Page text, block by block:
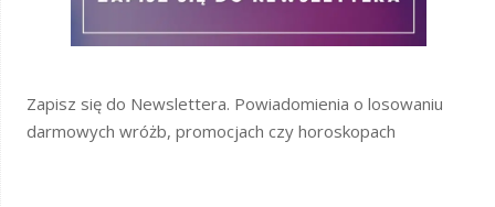
Zapisz się do Newslettera. Powiadomienia o losowaniu
darmowych wróżb, promocjach czy horoskopach